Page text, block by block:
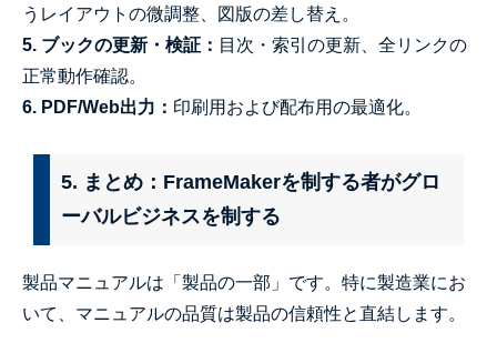
うレイアウトの微調整、図版の差し替え。
5. ブックの更新・検証： 目次・索引の更新、全リンクの
正常動作確認。
6. PDF/Web出力： 印刷用および配布用の最適化。
5. まとめ：FrameMakerを制する者がグロ
ーバルビジネスを制する
製品マニュアルは「製品の一部」です。特に製造業にお
いて、マニュアルの品質は製品の信頼性と直結します。